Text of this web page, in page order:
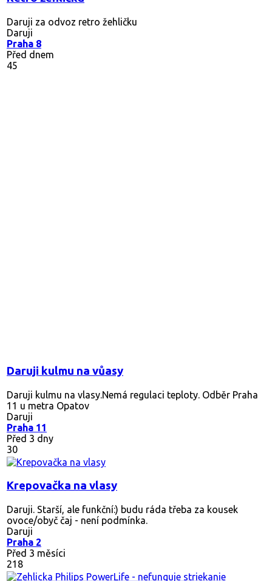
Daruji za odvoz retro žehličku
Daruji
Praha 8
Před dnem
45
Daruji kulmu na vůasy
Daruji kulmu na vlasy.Nemá regulaci teploty. Odběr Praha
11 u metra Opatov
Daruji
Praha 11
Před 3 dny
30
Krepovačka na vlasy
Daruji. Starší, ale funkční:) budu ráda třeba za kousek
ovoce/obyč čaj - není podmínka.
Daruji
Praha 2
Před 3 měsíci
218